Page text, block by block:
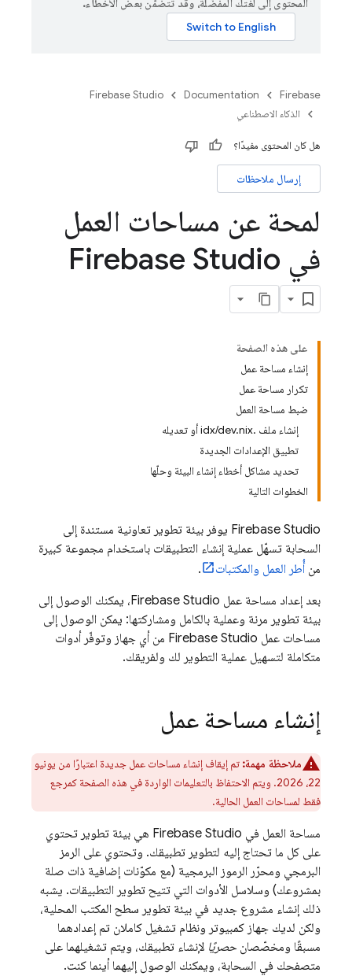
المحتوى إلى لغتك المفضّلة، وقد تتضمّن بعض الأخطاء.
Firebase
Documentation
Firebase Studio
الذكاء الاصطناعي
هل كان المحتوى مفيدًا؟
إرسال ملاحظات
لمحة عن مساحات العمل
في Firebase Studio
على هذه الصفحة
إنشاء مساحة عمل
تكرار مساحة عمل
ضبط مساحة العمل
إنشاء ملف .idx/dev.nix أو تعديله
تطبيق الإعدادات الجديدة
تحديد مشاكل أخطاء إنشاء البيئة وحلّها
الخطوات التالية
Firebase Studio يوفر بيئة تطوير تعاونية مستندة إلى
السحابة تسهّل عملية إنشاء التطبيقات باستخدام مجموعة كبيرة
من أُطر العمل والمكتبات
.
بعد إعداد مساحة عمل Firebase Studio، يمكنك الوصول إلى
بيئة تطوير مرنة وعملية بالكامل ومشاركتها: يمكن الوصول إلى
مساحات عمل Firebase Studio من أي جهاز وتوفّر أدوات
متكاملة لتسهيل عملية التطوير لك ولفريقك.
إنشاء مساحة عمل
ملاحظة مهمة: تم إيقاف إنشاء مساحات عمل جديدة اعتبارًا من يونيو
22، 2026. ويتم الاحتفاظ بالتعليمات الواردة في هذه الصفحة كمرجع
فقط لمساحات العمل الحالية.
مساحة العمل في Firebase Studio هي بيئة تطوير تحتوي
على كل ما تحتاج إليه لتطوير تطبيقك. وتحتوي على الرمز
البرمجي ومحرّر الرموز البرمجية (مع مكوّنات إضافية ذات صلة
بمشروعك) وسلاسل الأدوات التي تتيح تطوير التطبيقات. يشبه
ذلك إنشاء مشروع جديد في بيئة تطوير سطح المكتب المحلية،
ولكن لديك جهاز كمبيوتر ونظام تشغيل كاملان تم إعدادهما
مسبقًا ومخصّصان حصريًا لإنشاء تطبيقك، ويتم تشغيلهما على
متصفحك في السحابة، ويمكنك الوصول إليهما أينما كنت.